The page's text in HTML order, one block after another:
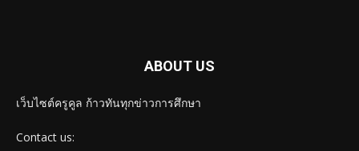
ABOUT US
เว็บไซต์ครูคูล ก้าวทันทุกข่าวการศึกษา
Contact us: